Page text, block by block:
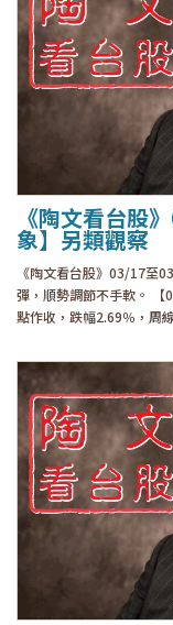
《陶文看台股
象】另類觀察
《陶文看台股》03/17至
彈，順勢調節不手軟。
點作收，跌幅2.69％，周